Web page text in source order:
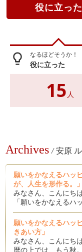
役に立った
lightbulb_outline なるほどそうか！
役に立った
15 人
Archives / 安原
願いをかなえるハッ
が、人生を形作る。」
みなさん、こんにち
「願いをかなえるハ
願いをかなえるハッ
きあい方」
みなさん、こんにち
暦の上では、もう秋